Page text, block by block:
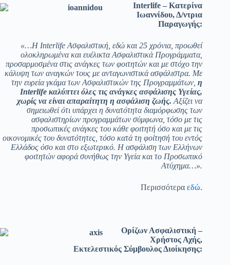
Interlife – Κατερίνα
Ιωαννίδου, Δ/ντρια
Παραγωγής:
«…Η Interlife Ασφαλιστική, εδώ και 25 χρόνια, προωθεί
ολοκληρωμένα και ευέλικτα Ασφαλιστικά Προγράμματα,
προσαρμοσμένα στις ανάγκες των φοιτητών και με στόχο την
κάλυψη των αναγκών τους με ανταγωνιστικά ασφάλιστρα. Με
την ευρεία γκάμα των Ασφαλιστικών της Προγραμμάτων,η
Interlife καλύπτει όλες τις ανάγκες ασφάλισης Υγείας,
χωρίς να είναι απαραίτητη η ασφάλιση ζωής. Αξίζει να
σημειωθεί ότι υπάρχει η δυνατότητα διαμόρφωσης των
ασφαλιστηρίων προγραμμάτων σύμφωνα, τόσο με τις
προσωπικές ανάγκες του κάθε φοιτητή όσο και με τις
οικονομικές του δυνατότητες, τόσο κατά τη φοίτησή του εντός
Ελλάδος όσο και στο εξωτερικό. H ασφάλιση των Ελλήνων
φοιτητών αφορά συνήθως την Υγεία και το Προσωπικό
Ατύχημα…».
Περισσότεραεδώ.
Ορίζων Ασφαλιστική –
Χρήστος Αχής,
Εκτελεστικός Σύμβουλος Διοίκησης: